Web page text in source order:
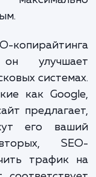
так и
и
систем,
он